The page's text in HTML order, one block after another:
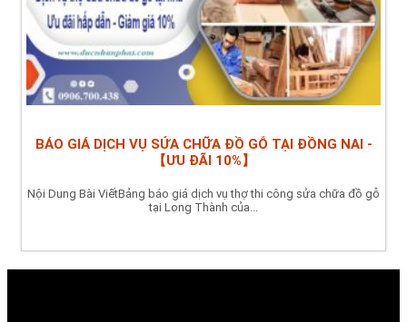
BÁO GIÁ DỊCH VỤ SỬA CHỮA ĐỒ GỖ TẠI ĐỒNG NAI -
【ƯU ĐÃI 10%】
Nội Dung Bài ViếtBảng báo giá dịch vụ thợ thi công sửa chữa đồ gỗ
tại Long Thành của...